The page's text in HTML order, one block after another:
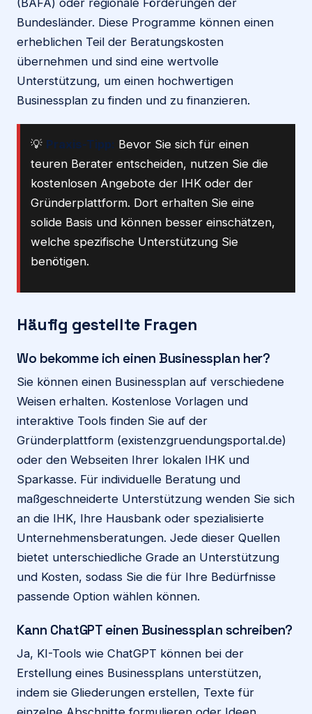
Bundesländer. Diese Programme können einen
erheblichen Teil der Beratungskosten
übernehmen und sind eine wertvolle
Unterstützung, um einen hochwertigen
Businessplan zu finden und zu finanzieren.
💡 Praxis-Tipp: Bevor Sie sich für einen
teuren Berater entscheiden, nutzen Sie die
kostenlosen Angebote der IHK oder der
Gründerplattform. Dort erhalten Sie eine
solide Basis und können besser einschätzen,
welche spezifische Unterstützung Sie
benötigen.
Häufig gestellte Fragen
Wo bekomme ich einen Businessplan her?
Sie können einen Businessplan auf verschiedene
Weisen erhalten. Kostenlose Vorlagen und
interaktive Tools finden Sie auf der
Gründerplattform (existenzgruendungsportal.de)
oder den Webseiten Ihrer lokalen IHK und
Sparkasse. Für individuelle Beratung und
maßgeschneiderte Unterstützung wenden Sie sich
an die IHK, Ihre Hausbank oder spezialisierte
Unternehmensberatungen. Jede dieser Quellen
bietet unterschiedliche Grade an Unterstützung
und Kosten, sodass Sie die für Ihre Bedürfnisse
passende Option wählen können.
Kann ChatGPT einen Businessplan schreiben?
Ja, KI-Tools wie ChatGPT können bei der
Erstellung eines Businessplans unterstützen,
indem sie Gliederungen erstellen, Texte für